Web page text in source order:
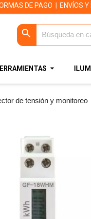
DE PAGO ENVÍOS
search
de tensión y monitoreo